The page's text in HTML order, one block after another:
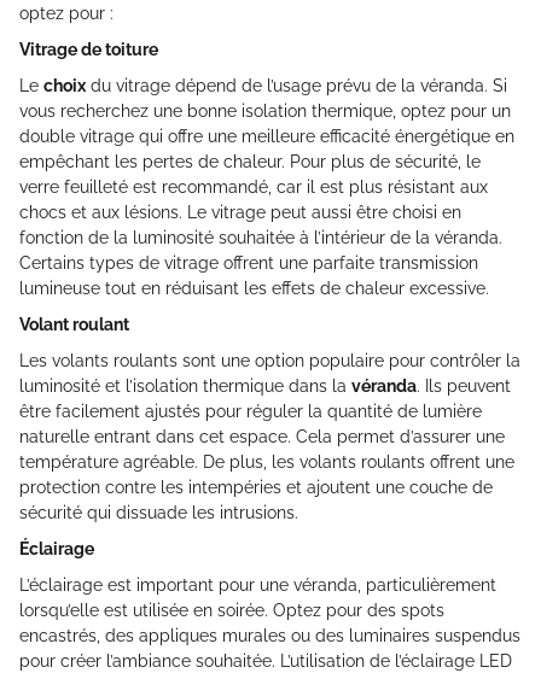
optez pour :
Vitrage de toiture
Le choixdu vitrage dépend de l’usage prévu de la véranda. Si
vous recherchez une bonne isolation thermique, optez pour un
double vitrage qui offre une meilleure efficacité énergétique en
empêchant les pertes de chaleur. Pour plus de sécurité, le
verre feuilleté est recommandé, car il est plus résistant aux
chocs et aux lésions. Le vitrage peut aussi être choisi en
fonction de la luminosité souhaitée à l’intérieur de la véranda.
Certains types de vitrage offrent une parfaite transmission
lumineuse tout en réduisant les effets de chaleur excessive.
Volant roulant
Les volants roulants sont une option populaire pour contrôler la
luminosité et l’isolation thermique dans la véranda. Ils peuvent
être facilement ajustés pour réguler la quantité de lumière
naturelle entrant dans cet espace. Cela permet d’assurer une
température agréable. De plus, les volants roulants offrent une
protection contre les intempéries et ajoutent une couche de
sécurité qui dissuade les intrusions.
Éclairage
L’éclairage est important pour une véranda, particulièrement
lorsqu’elle est utilisée en soirée. Optez pour des spots
encastrés, des appliques murales ou des luminaires suspendus
pour créer l’ambiance souhaitée. L’utilisation de l’éclairage LED